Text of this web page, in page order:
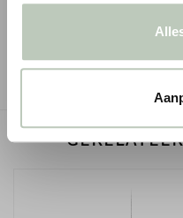
GERELATEERDE